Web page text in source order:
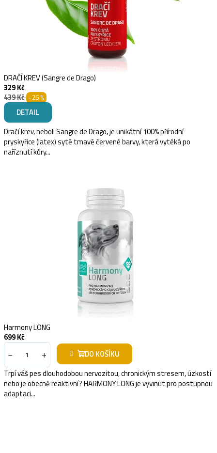
DRAČÍ KREV (Sangre de Drago)
329 Kč
439 Kč –25 %
DETAIL
Dračí krev, neboli Sangre de Drago, je unikátní 100% přírodní
pryskyřice (latex) sytě tmavě červené barvy, která vytéká po
naříznutí kůry...
Harmony LONG
699 Kč
+
−
DO KOŠÍKU
Trpí váš pes dlouhodobou nervozitou, chronickým stresem, úzkostí
nebo je obecně reaktivní? HARMONY LONG je vyvinut pro postupnou
adaptaci...